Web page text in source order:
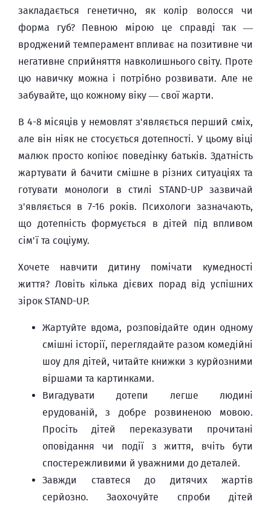
закладається генетично, як колір волосся чи
форма губ? Певною мірою це справді так —
вроджений темперамент впливає на позитивне чи
негативне сприйняття навколишнього світу. Проте
цю навичку можна і потрібно розвивати. Але не
забувайте, що кожному віку — свої жарти.
В 4-8 місяців у немовлят з'являється перший сміх,
але він ніяк не стосується дотепності. У цьому віці
малюк просто копіює поведінку батьків. Здатність
жартувати й бачити смішне в різних ситуаціях та
готувати монологи в стилі STAND-UP зазвичай
з'являється в 7-16 років. Психологи зазначають,
що дотепність формується в дітей під впливом
сім'ї та соціуму.
Хочете навчити дитину помічати кумедності
життя? Ловіть кілька дієвих порад від успішних
зірок STAND-UP.
Жартуйте вдома, розповідайте один одному
смішні історії, переглядайте разом комедійні
шоу для дітей, читайте книжки з курйозними
віршами та картинками.
Вигадувати дотепи легше людині
ерудованій, з добре розвиненою мовою.
Просіть дітей переказувати прочитані
оповідання чи події з життя, вчіть бути
спостережливими й уважними до деталей.
Завжди ставтеся до дитячих жартів
серйозно. Заохочуйте спроби дітей